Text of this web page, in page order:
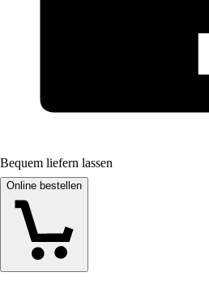
Bequem liefern lassen
Online bestellen